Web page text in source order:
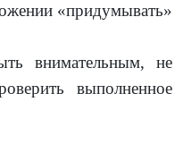
«придумывать»
внимательным, не
выполненное